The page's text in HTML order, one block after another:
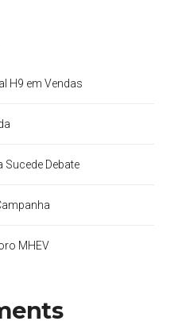
H9 em Vendas
Sucede Debate
MHEV